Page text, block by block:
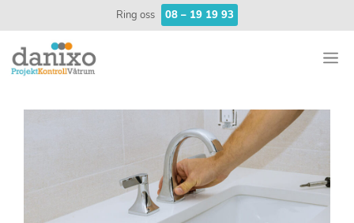
innehåll
Ring oss 08 – 19 19 93